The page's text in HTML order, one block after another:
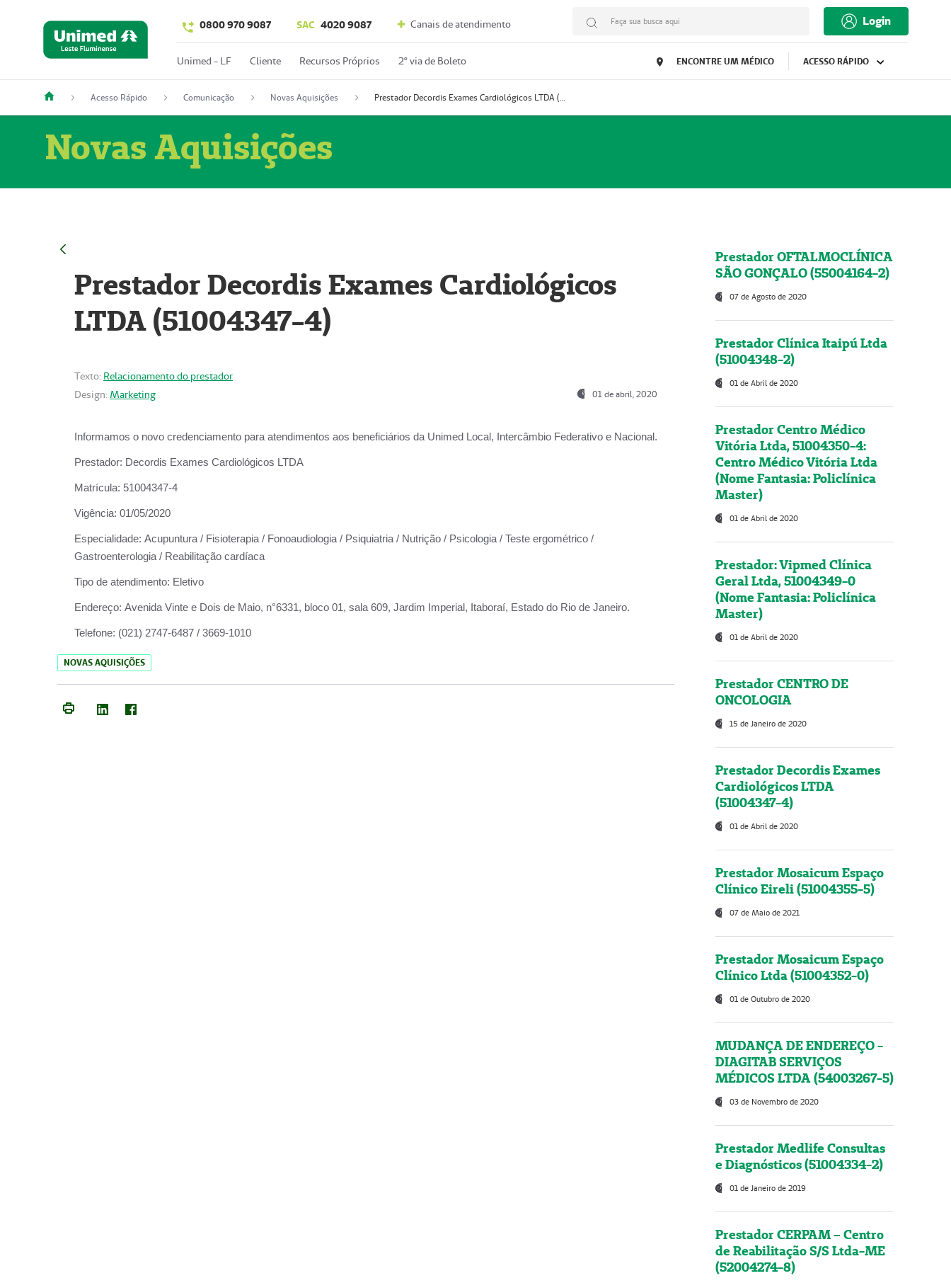
0800 970 9087 SAC 4020 9087 Canais de atendimento Faça sua busca aqui Login
Unimed - LF Cliente Recursos Próprios 2º via de Boleto ENCONTRE UM MÉDICO ACESSO RÁPIDO
Acesso Rápido Comunicação Novas Aquisições Prestador Decordis Exames Cardiológicos LTDA (51004347-4)
Novas Aquisições
Prestador Decordis Exames Cardiológicos
LTDA (51004347-4)
Texto: Relacionamento do prestador
Design: Marketing 01 de abril, 2020
Informamos o novo credenciamento para atendimentos aos beneficiários da Unimed Local, Intercâmbio Federativo e Nacional.
Prestador: Decordis Exames Cardiológicos LTDA
Matrícula: 51004347-4
Vigência: 01/05/2020
Especialidade: Acupuntura / Fisioterapia / Fonoaudiologia / Psiquiatria / Nutrição / Psicologia / Teste ergométrico /
Gastroenterologia / Reabilitação cardíaca
Tipo de atendimento: Eletivo
Endereço: Avenida Vinte e Dois de Maio, n°6331, bloco 01, sala 609, Jardim Imperial, Itaboraí, Estado do Rio de Janeiro.
Telefone: (021) 2747-6487 / 3669-1010
NOVAS AQUISIÇÕES
Prestador OFTALMOCLÍNICA
SÃO GONÇALO (55004164-2)
07 de Agosto de 2020
Prestador Clínica Itaipú Ltda
(51004348-2)
01 de Abril de 2020
Prestador Centro Médico
Vitória Ltda, 51004350-4:
Centro Médico Vitória Ltda
(Nome Fantasia: Policlínica
Master)
01 de Abril de 2020
Prestador: Vipmed Clínica
Geral Ltda, 51004349-0
(Nome Fantasia: Policlínica
Master)
01 de Abril de 2020
Prestador CENTRO DE
ONCOLOGIA
15 de Janeiro de 2020
Prestador Decordis Exames
Cardiológicos LTDA
(51004347-4)
01 de Abril de 2020
Prestador Mosaicum Espaço
Clínico Eireli (51004355-5)
07 de Maio de 2021
Prestador Mosaicum Espaço
Clínico Ltda (51004352-0)
01 de Outubro de 2020
MUDANÇA DE ENDEREÇO -
DIAGITAB SERVIÇOS
MÉDICOS LTDA (54003267-5)
03 de Novembro de 2020
Prestador Medlife Consultas
e Diagnósticos (51004334-2)
01 de Janeiro de 2019
Prestador CERPAM – Centro
de Reabilitação S/S Ltda-ME
(52004274-8)